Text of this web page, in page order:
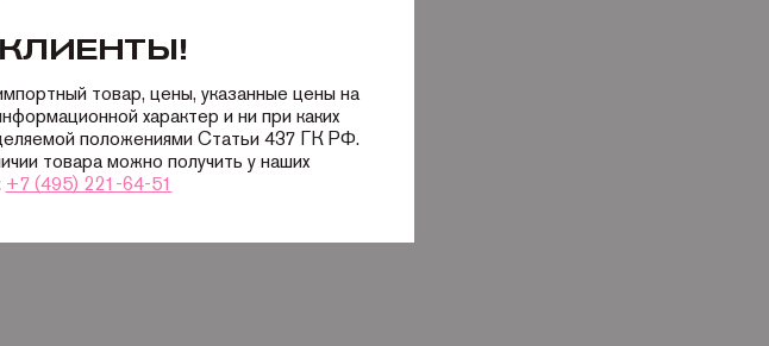
товар, цены, указанные цены на
характер и ни при каких
положениями Статьи 437 ГК РФ.
товара можно получить у наших
+7 (495) 221-64-51